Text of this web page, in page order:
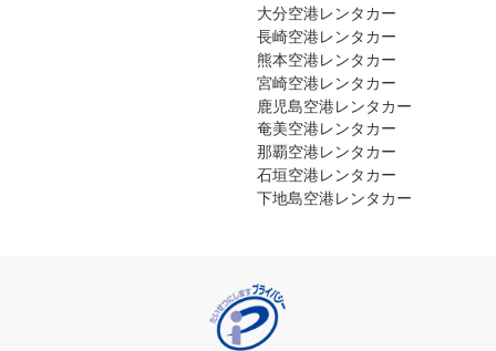
大分空港レンタカー
長崎空港レンタカー
熊本空港レンタカー
宮崎空港レンタカー
鹿児島空港レンタカー
奄美空港レンタカー
那覇空港レンタカー
石垣空港レンタカー
下地島空港レンタカー